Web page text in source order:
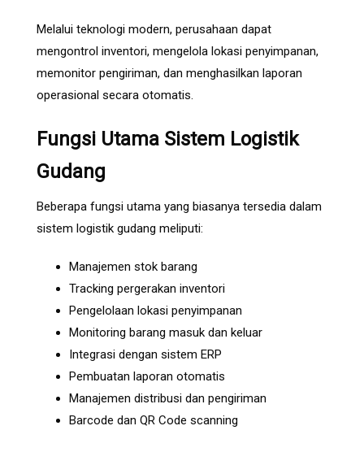
Melalui teknologi modern, perusahaan dapat
mengontrol inventori, mengelola lokasi penyimpanan,
memonitor pengiriman, dan menghasilkan laporan
operasional secara otomatis.
Fungsi Utama Sistem Logistik
Gudang
Beberapa fungsi utama yang biasanya tersedia dalam
sistem logistik gudang meliputi:
Manajemen stok barang
Tracking pergerakan inventori
Pengelolaan lokasi penyimpanan
Monitoring barang masuk dan keluar
Integrasi dengan sistem ERP
Pembuatan laporan otomatis
Manajemen distribusi dan pengiriman
Barcode dan QR Code scanning